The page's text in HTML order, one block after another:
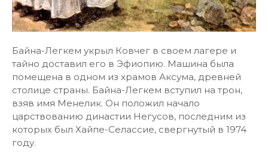
Байна-Легкем укрыл Ковчег в своем лагере и
тайно доставил его в Эфиопию. Машина была
помещена в одном из храмов Аксума, древней
столице страны. Байна-Легкем вступил на трон,
взяв имя Менелик. Он положил начало
царствованию династии Негусов, последним из
которых был Хайпе-Селассие, свергнутый в 1974
году.